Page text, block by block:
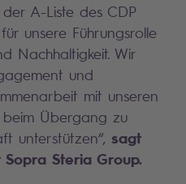
A-Liste des CDP
unsere Führungsrolle
Nachhaltigkeit. Wir
und
mit unseren
Übergang zu
unterstützen“, sagt
Steria Group.